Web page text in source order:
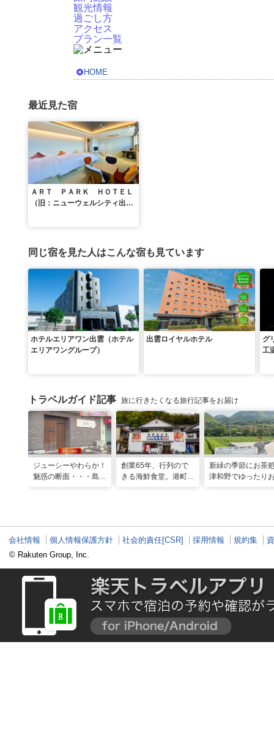
観光情報
過ごし方
アクセス
プラン一覧
HOME
最近見た宿
ＡＲＴ ＰＡＲＫ ＨＯＴＥＬ
（旧：ニューウェルシティ出
同じ宿を見た人はこんな宿も見ています
ホテルエリアワン出雲（ホテル
エリアワングループ）
出雲ロイヤルホテル
グ
工
トラベルガイド記事 旅に行きたくなる旅行記事をお届け
ジューシーやわらか！
魅惑の断面・・・島根
創業65年、行列ので
きる海鮮食堂。港町で
新緑の季節にお茶
津和野でゆったり
会社情報 個人情報保護方針 社会的責任[CSR] 採用情報 規約集
© Rakuten Group, Inc.